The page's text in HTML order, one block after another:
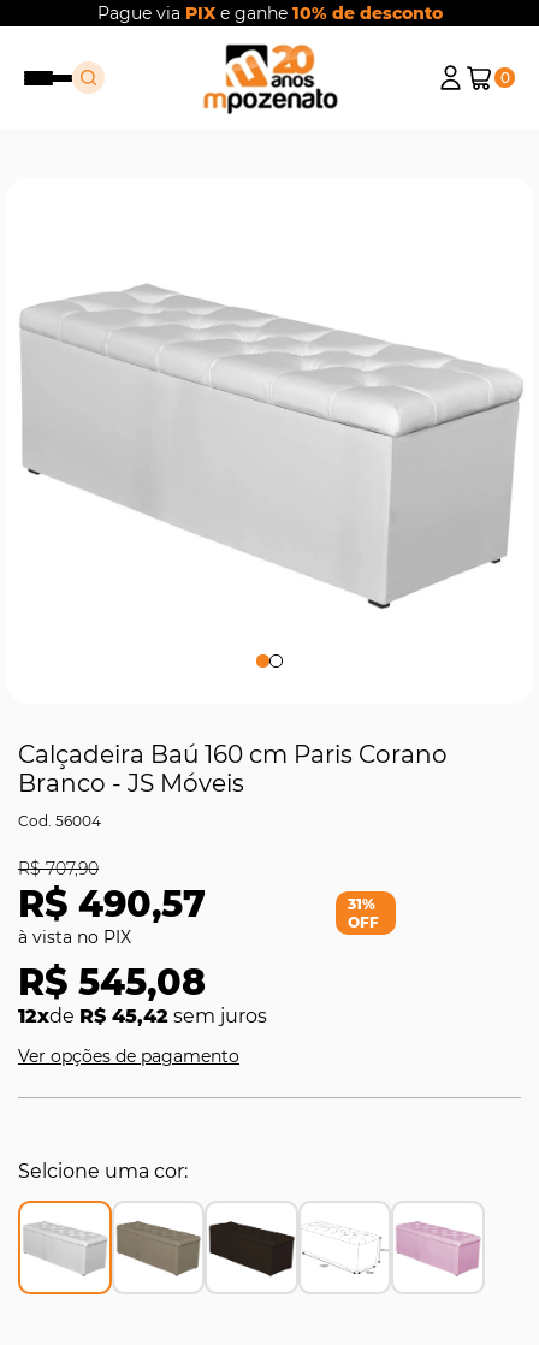
Pague via PIXe ganhe 10% de desconto
0
Calçadeira Baú 160 cm Paris Corano
Branco - JS Móveis
56004
R$ 490,57
R$ 707,90
R$ 545,08
12xde R$ 45,42 sem juros
31%
OFF
Ver opções de pagamento
Selcione uma cor